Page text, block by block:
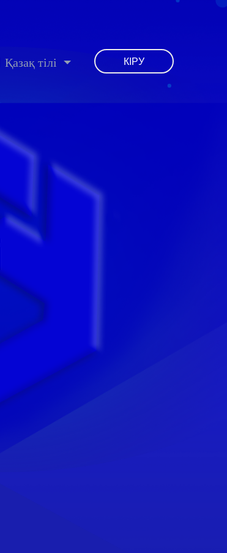
КІРУ
Қазақ тілі